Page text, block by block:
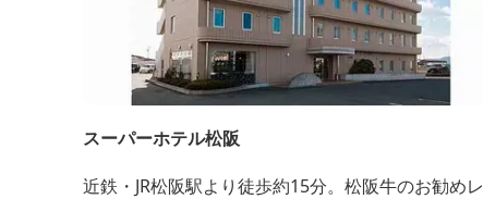
スーパーホテル松阪
近鉄・JR松阪駅より徒歩約15分。松阪牛のお勧めレ